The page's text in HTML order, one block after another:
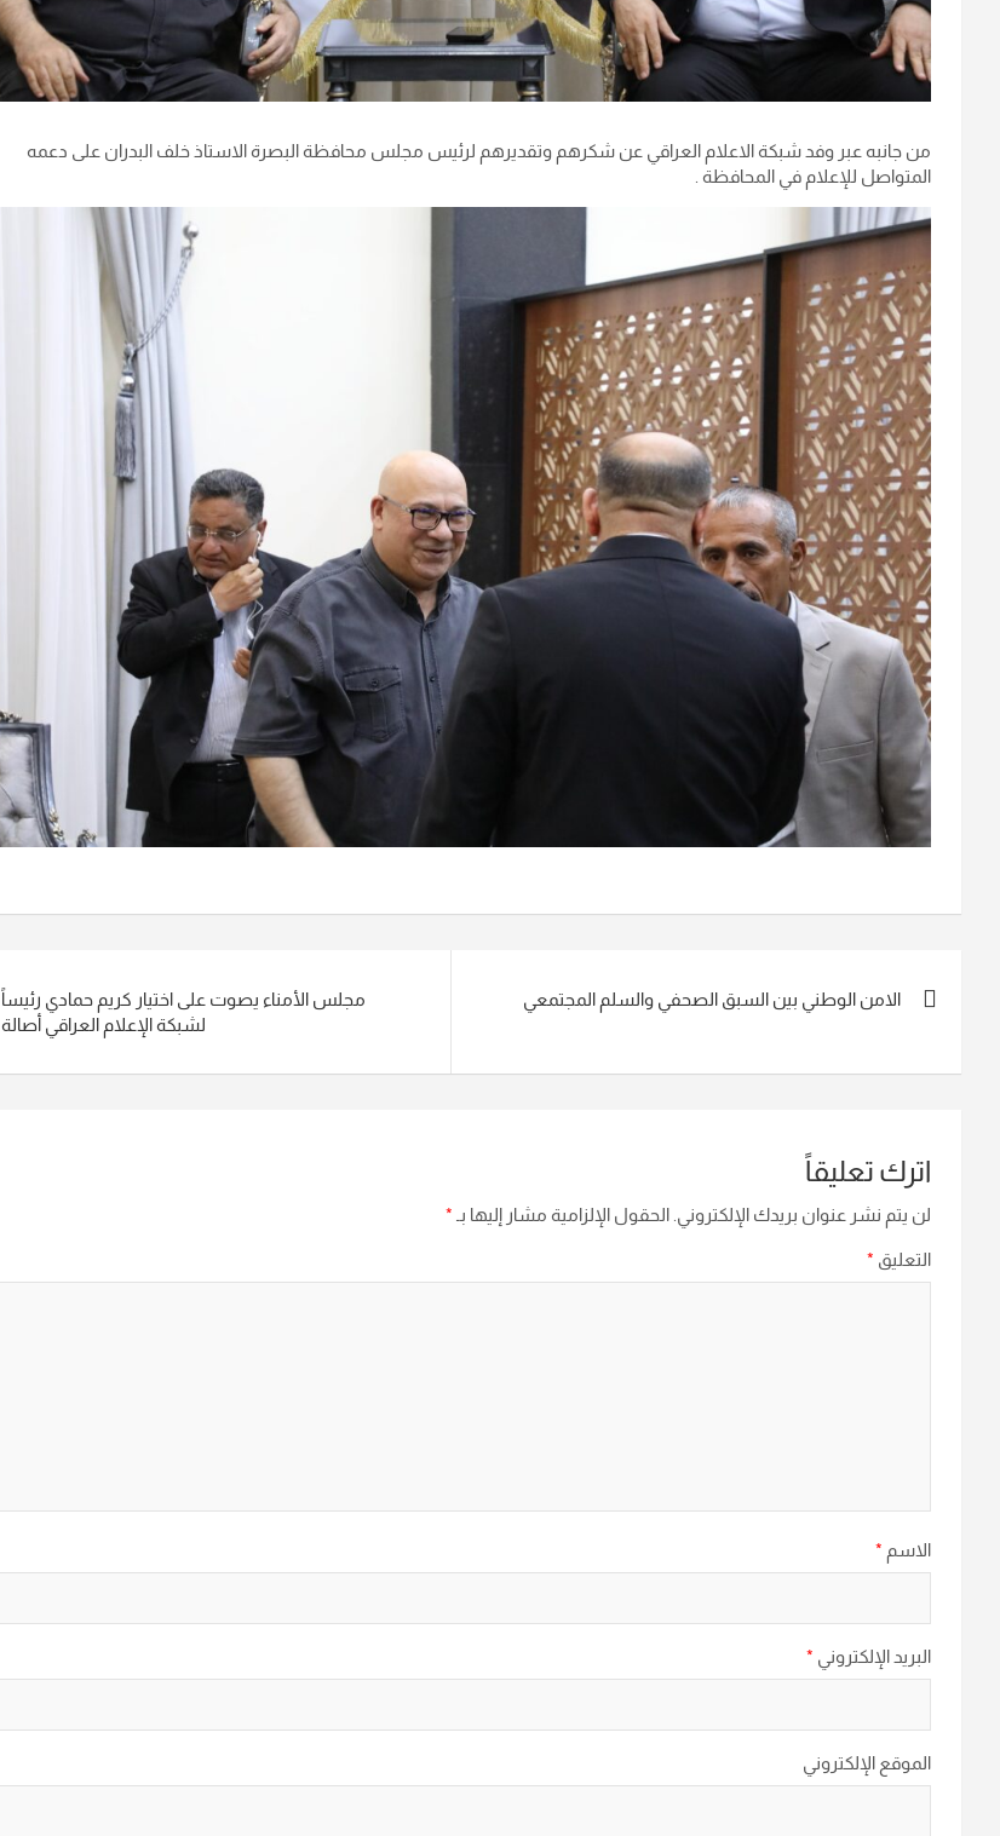
من جانبه عبر وفد شبكة الاعلام العراقي عن شكرهم وتقديرهم لرئيس مجلس محافظة البصرة الاستاذ خلف البدران على دعمه
المتواصل للإعلام في المحافظة .
المقالات
الامن الوطني بين السبق الصحفي والسلم المجتمعي
مجلس الأمناء يصوت على اختيار كريم حمادي رئيساً
لشبكة الإعلام العراقي أصالة
اترك تعليقاً
لن يتم نشر عنوان بريدك الإلكتروني. الحقول الإلزامية مشار إليها بـ *
التعليق *
الاسم *
البريد الإلكتروني *
الموقع الإلكتروني